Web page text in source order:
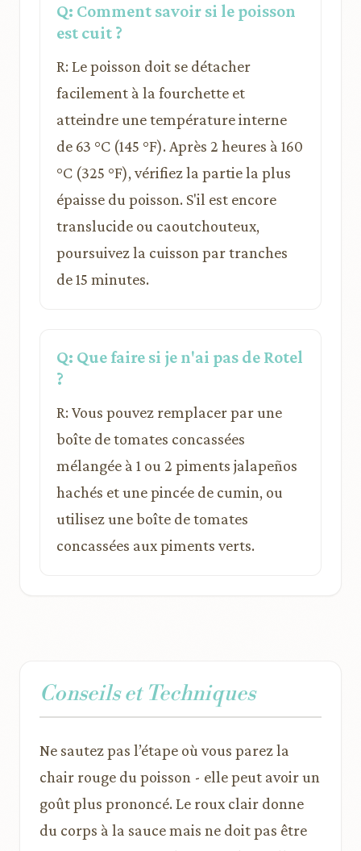
Q: Comment savoir si le poisson
est cuit ?
R: Le poisson doit se détacher
facilement à la fourchette et
atteindre une température interne
de 63 °C (145 °F). Après 2 heures à 160
°C (325 °F), vérifiez la partie la plus
épaisse du poisson. S'il est encore
translucide ou caoutchouteux,
poursuivez la cuisson par tranches
de 15 minutes.
Q: Que faire si je n'ai pas de Rotel
?
R: Vous pouvez remplacer par une
boîte de tomates concassées
mélangée à 1 ou 2 piments jalapeños
hachés et une pincée de cumin, ou
utilisez une boîte de tomates
concassées aux piments verts.
Conseils et Techniques
Ne sautez pas l’étape où vous parez la
chair rouge du poisson - elle peut avoir un
goût plus prononcé. Le roux clair donne
du corps à la sauce mais ne doit pas être